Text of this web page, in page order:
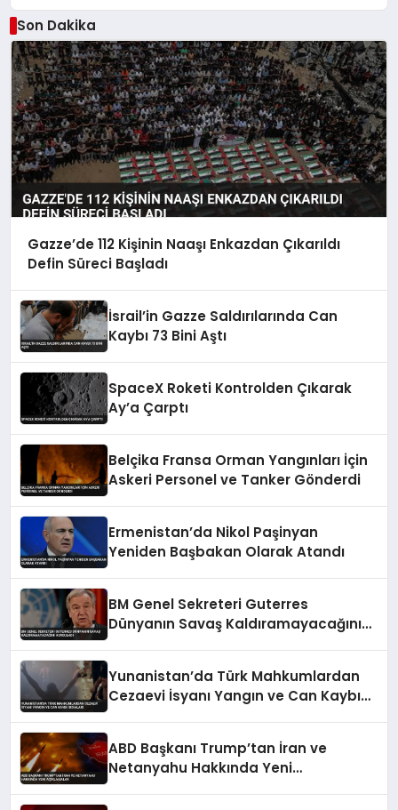
Son Dakika
Gazze’de 112 Kişinin Naaşı Enkazdan Çıkarıldı
Defin Süreci Başladı
İsrail’in Gazze Saldırılarında Can
Kaybı 73 Bini Aştı
SpaceX Roketi Kontrolden Çıkarak
Ay’a Çarptı
Belçika Fransa Orman Yangınları İçin
Askeri Personel ve Tanker Gönderdi
Ermenistan’da Nikol Paşinyan
Yeniden Başbakan Olarak Atandı
BM Genel Sekreteri Guterres
Dünyanın Savaş Kaldıramayacağını
Yunanistan’da Türk Mahkumlardan
Cezaevi İsyanı Yangın ve Can Kaybı
ABD Başkanı Trump’tan İran ve
Netanyahu Hakkında Yeni